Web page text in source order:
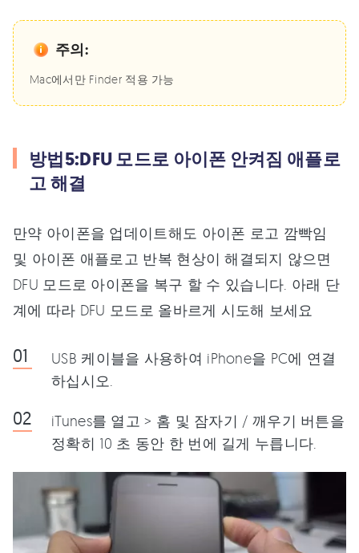
주의:
Mac에서만 Finder 적용 가능
방법5:DFU 모드로 아이폰 안켜짐 애플로
고 해결
만약 아이폰을 업데이트해도 아이폰 로고 깜빡임
및 아이폰 애플로고 반복 현상이 해결되지 않으면
DFU 모드로 아이폰을 복구 할 수 있습니다. 아래 단
계에 따라 DFU 모드로 올바르게 시도해 보세요
USB 케이블을 사용하여 iPhone을 PC에 연결
하십시오.
iTunes를 열고 > 홈 및 잠자기 / 깨우기 버튼을
정확히 10 초 동안 한 번에 길게 누릅니다.